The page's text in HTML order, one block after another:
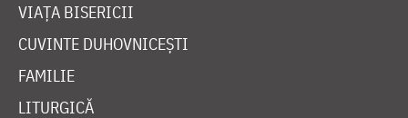
VIAȚA BISERICII
CUVINTE DUHOVNICEȘTI
FAMILIE
LITURGICĂ